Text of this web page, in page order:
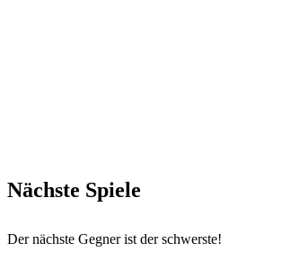
Nächste Spiele
Der nächste Gegner ist der schwerste!